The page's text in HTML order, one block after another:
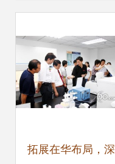
件
拓展在华布局，深